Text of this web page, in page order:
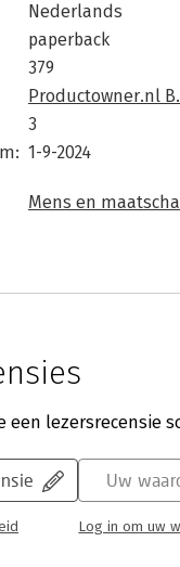
Nederlands
paperback
379
Productowner.nl
3
1-9-2024
Mens en
een lezersrecensie
Uw
Log in om uw